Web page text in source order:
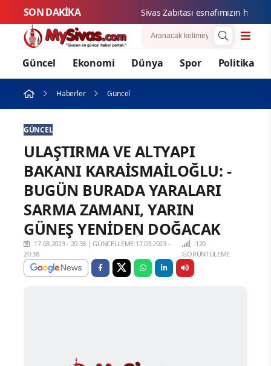
SON DAKİKA Sivas Zabıtası esnafımızın
Güncel Ekonomi Dünya Spor Politika
Haberler Güncel
GÜNCEL
ULAŞTIRMA VE ALTYAPI
BAKANI KARAİSMAİLOĞLU: -
BUGÜN BURADA YARALARI
SARMA ZAMANI, YARIN
GÜNEŞ YENİDEN DOĞACAK
17.03.2023 - 20:38 |GÜNCELLEME:17.03.2023 -
20:38
120
GÖRÜNTÜLEME